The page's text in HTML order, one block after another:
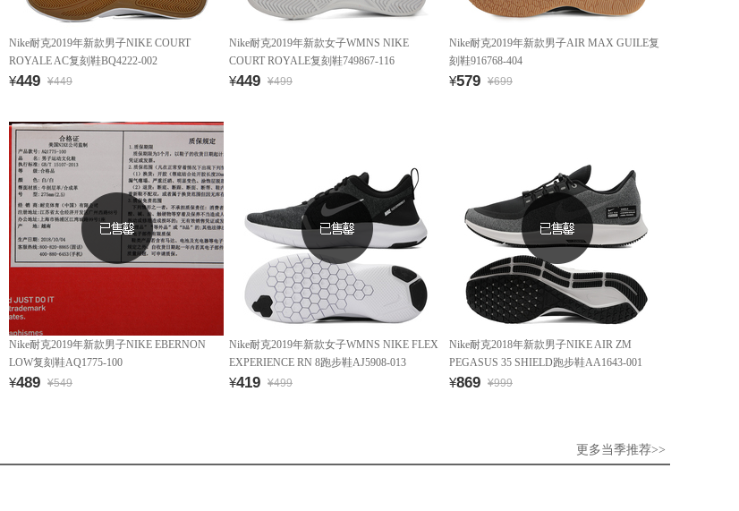
Nike耐克2019年新款男子NIKE COURT
ROYALE AC复刻鞋BQ4222-002
¥449 ¥449
Nike耐克2019年新款女子WMNS NIKE
COURT ROYALE复刻鞋749867-116
¥449 ¥499
Nike耐克2019年新款男子AIR MAX GUILE复
刻鞋916768-404
¥579 ¥699
Nike耐克2019年新款男子NIKE EBERNON
LOW复刻鞋AQ1775-100
¥489 ¥549
Nike耐克2019年新款女子WMNS NIKE FLEX
EXPERIENCE RN 8跑步鞋AJ5908-013
¥419 ¥499
Nike耐克2018年新款男子NIKE AIR ZM
PEGASUS 35 SHIELD跑步鞋AA1643-001
¥869 ¥999
更多当季推荐>>